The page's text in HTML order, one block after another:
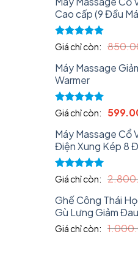
Cao cấp (9 Đầu
Rated5.00
Giá chỉ còn:
Máy Massage
Warmer
Rated5.00
Giá chỉ còn:
Máy Massage Cổ
Điện Xung Kép 8
Rated5.00
Giá chỉ còn:
Ghế Công Thái
Gù Lưng Giảm
Giá chỉ còn: